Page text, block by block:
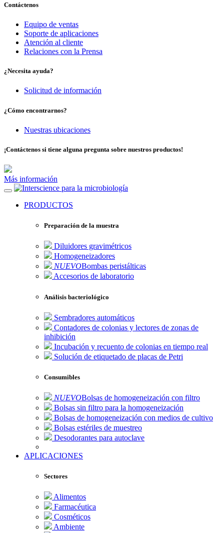
Contáctenos
Equipo de ventas
Soporte de aplicaciones
Atención al cliente
Relaciones con la Prensa
¿Necesita ayuda?
Solicitud de información
¿Cómo encontrarnos?
Nuestras ubicaciones
¡Contáctenos si tiene alguna pregunta sobre nuestros productos!
Más información
para la microbiología
PRODUCTOS
Preparación de la muestra
Diluidores gravimétricos
Homogeneizadores
NUEVOBombas peristálticas
Accesorios de laboratorio
Análisis bacteriológico
Sembradores automáticos
Contadores de colonias y lectores de zonas de
inhibición
Incubación y recuento de colonias en tiempo real
Solución de etiquetado de placas de Petri
Consumibles
NUEVOBolsas de homogeneización con filtro
Bolsas sin filtro para la homogeneización
Bolsas de homogeneización con medios de cultivo
Bolsas estériles de muestreo
Desodorantes para autoclave
APLICACIONES
Sectores
Alimentos
Farmacéutica
Cosméticos
Ambiente